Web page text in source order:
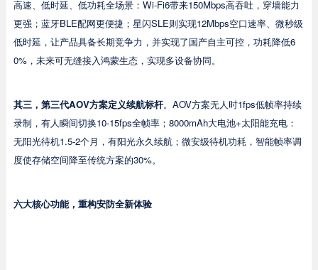
高速、低时延、低功耗全场景：Wi-Fi6带来150Mbps高吞吐，穿墙能力
更强；蓝牙BLE配网更便捷；星闪SLE则实现12Mbps空口速率、微秒级
低时延，让产品具备长期竞争力，并实现了国产自主可控，功耗降低6
0%，未来可无缝接入鸿蒙生态，实现多设备协同。
其三，第三代AOV方案定义续航标杆。AOV方案无人时1fps低帧率持续
录制，有人瞬间切换10-15fps全帧率；8000mAh大电池+太阳能充电：
无阳光待机1.5-2个月，有阳光永久续航；微安级待机功耗，智能帧率调
度使存储空间降至传统方案的30%。
六大核心功能，重构安防全新体验